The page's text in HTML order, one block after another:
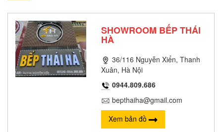
SHOWROOM BẾP THÁI
HÀ
36/116 Nguyễn Xiển, Thanh
Xuân, Hà Nội
0944.809.686
bepthaiha@gmail.com
Xem bản đồ